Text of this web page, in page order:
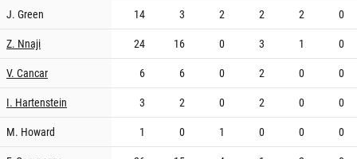
J. Green
14 3 2 2 2
0
Z. Nnaji
24 16 0 3 1
0
V. Cancar
6 6 0 2 0
0
I. Hartenstein
3 2 0 2 0
0
M. Howard
1 0 1 0 0
0